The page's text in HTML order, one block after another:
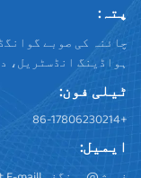
پتہ:
چائنہ کی صوبے
ہواڈینگ انڈسٹریل، دروازہ
ٹیلی فون:
+86-17806230214
ایمیل: